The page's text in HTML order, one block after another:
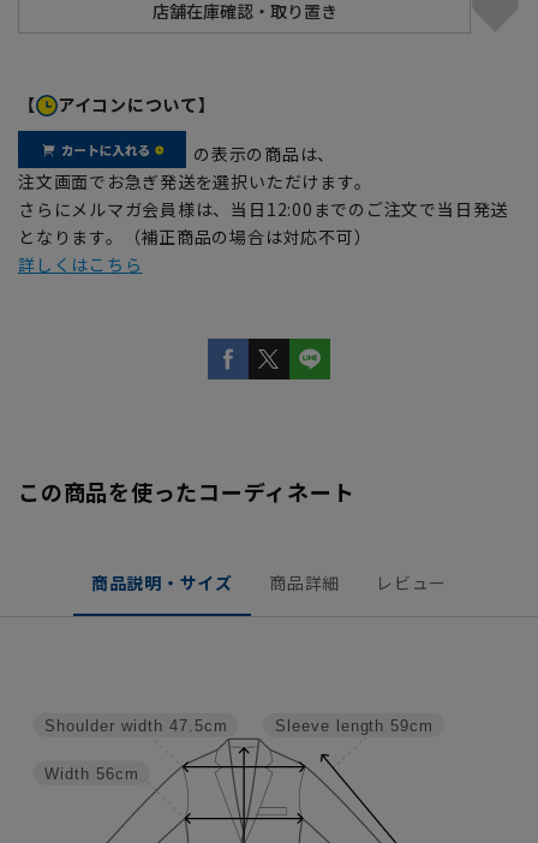
【 アイコンについて】
の表示の商品は、
注文画面でお急ぎ発送を選択いただけます。
さらにメルマガ会員様は、当日12:00までのご注文で当日発送
となります。（補正商品の場合は対応不可）
詳しくはこちら
この商品を使ったコーディネート
商品説明・サイズ 商品詳細 レビュー
Sleeve length 59cm
Width 56cm
Shoulder width 47.5cm